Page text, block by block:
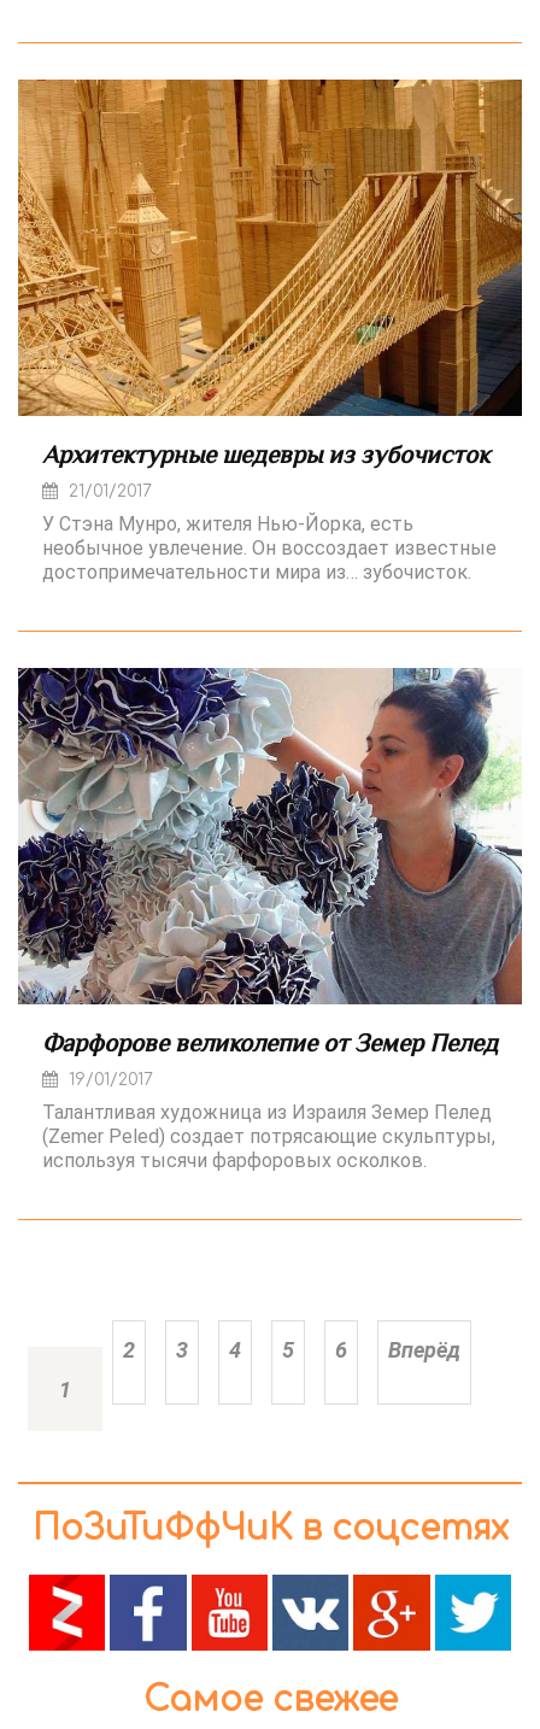
Архитектурные шедевры из зубочисток
21/01/2017
У Стэна Мунро, жителя Нью-Йорка, есть
необычное увлечение. Он воссоздает известные
достопримечательности мира из… зубочисток.
Фарфорове великолепие от Земер Пелед
19/01/2017
Талантливая художница из Израиля Земер Пелед
(Zemer Peled) создает потрясающие скульптуры,
используя тысячи фарфоровых осколков.
1
2 3 4 5 6 Вперёд
ПоЗиТиФфЧиК в соцсетях
Самое свежее